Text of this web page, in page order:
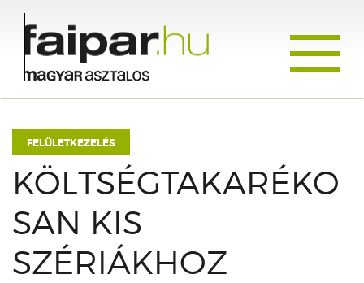
FELÜLETKEZELÉS
KÖLTSÉGTAKARÉKO
SAN KIS
SZÉRIÁKHOZ